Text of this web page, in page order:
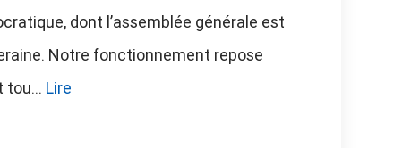
dont l’assemblée générale est
Notre fonctionnement repose
tou... Lire